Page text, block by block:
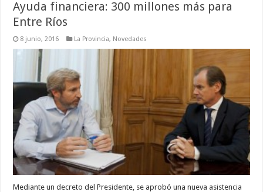
Ayuda financiera: 300 millones más para
Entre Ríos
8 junio, 2016 La Provincia, Novedades
Mediante un decreto del Presidente, se aprobó una nueva asistencia